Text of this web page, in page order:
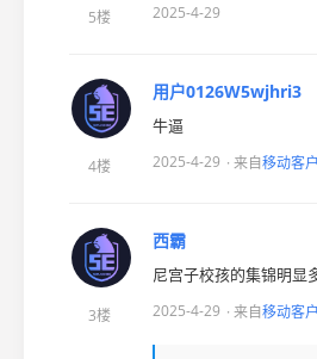
5楼 2025-4-29
4楼
用户0126W5wjhri3
牛逼
2025-4-29 · 来自移动客
3楼
西霸
尼宫子校孩的集锦明显
2025-4-29 · 来自移动客